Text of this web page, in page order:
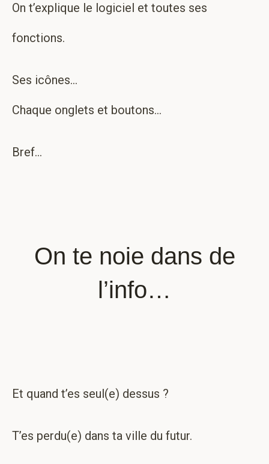
On t’explique le logiciel et toutes ses
fonctions.
Ses icônes…
Chaque onglets et boutons…
Bref…
On te noie dans de
l’info…
Et quand t’es seul(e) dessus ?
T’es perdu(e) dans ta ville du futur.